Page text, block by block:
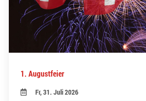
1. Augustfeier
Fr, 31. Juli 2026